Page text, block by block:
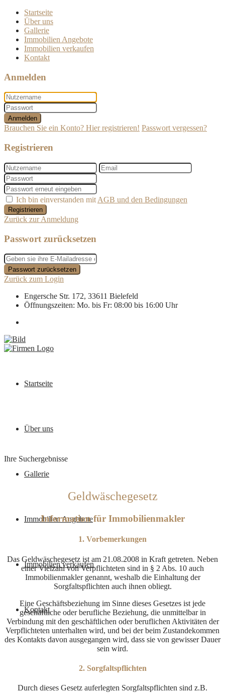
Startseite
Über uns
Gallerie
Immobilien Angebote
Immobilien verkaufen
Kontakt
Anmelden
Anmelden
Brauchen Sie ein Konto? Hier registrieren! Passwort vergessen?
Registrieren
Ich bin einverstanden mit AGB und den Bedingungen
Registrieren
Zurück zur Anmeldung
Passwort zurücksetzen
Passwort zurücksetzen
Zurück zum Login
Engersche Str. 172, 33611 Bielefeld
Öffnungszeiten: Mo. bis Fr: 08:00 bis 16:00 Uhr
Startseite
Über uns
Gallerie
Immobilien Angebote
Immobilien verkaufen
Kontakt
Ihre Suchergebnisse
Geldwäschegesetz
Information für Immobilienmakler
1. Vorbemerkungen
Das Geldwäschegesetz ist am 21.08.2008 in Kraft getreten. Neben
einer Vielzahl von Verpflichteten sind in § 2 Abs. 10 auch
Immobilienmakler genannt, weshalb die Einhaltung der
Sorgfaltspflichten auch ihnen obliegt.
Eine Geschäftsbeziehung im Sinne dieses Gesetzes ist jede
geschäftliche oder berufliche Beziehung, die unmittelbar in
Verbindung mit den geschäftlichen oder beruflichen Aktivitäten der
Verpflichteten unterhalten wird, und bei der beim Zustandekommen
des Kontakts davon ausgegangen wird, dass sie von gewisser Dauer
sein wird.
2. Sorgfaltspflichten
Durch dieses Gesetz auferlegten Sorgfaltspflichten sind z.B.